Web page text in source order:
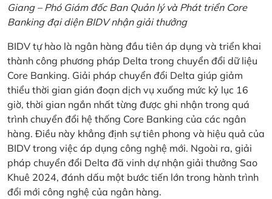
Giang – Phó Giám đốc Ban Quản lý và Phát triển Core
Banking đại diện BIDV nhận giải thưởng
BIDV tự hào là ngân hàng đầu tiên áp dụng và triển khai
thành công phương pháp Delta trong chuyển đổi dữ liệu
Core Banking. Giải pháp chuyển đổi Delta giúp giảm
thiểu thời gian gián đoạn dịch vụ xuống mức kỷ lục 16
giờ, thời gian ngắn nhất từng được ghi nhận trong quá
trình chuyển đổi hệ thống Core Banking của các ngân
hàng. Điều này khẳng định sự tiên phong và hiệu quả của
BIDV trong việc áp dụng công nghệ mới. Ngoài ra, giải
pháp chuyển đổi Delta đã vinh dự nhận giải thưởng Sao
Khuê 2024, đánh dấu một bước tiến lớn trong hành trình
đổi mới công nghệ của ngân hàng.